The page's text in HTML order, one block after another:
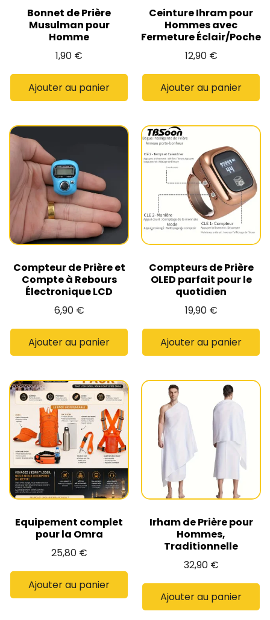
Bonnet de Prière
Musulman pour
Homme
1,90 €
Ajouter au panier
Ceinture Ihram pour
Hommes avec
Fermeture Éclair/Poche
12,90 €
Ajouter au panier
Compteur de Prière et
Compte à Rebours
Électronique LCD
6,90 €
Ajouter au panier
Compteurs de Prière
OLED parfait pour le
quotidien
19,90 €
Ajouter au panier
Equipement complet
pour la Omra
25,80 €
Ajouter au panier
Irham de Prière pour
Hommes,
Traditionnelle
32,90 €
Ajouter au panier